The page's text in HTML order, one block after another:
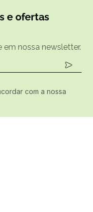
e ofertas
em nossa newsletter.
com a nossa